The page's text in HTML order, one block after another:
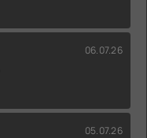
06.07.26
05.07.26